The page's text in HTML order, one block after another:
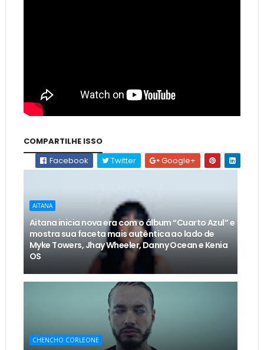
COMPARTILHE ISSO
Facebook
Twitter Google+
AITANA
Aitana inicia nova era com o álbum “Cuarto Azul” e
mostra sua faceta mais autêntica ao lado de
Myke Towers, Jhay Wheeler, Danny Ocean e Kenia
OS
CHENCHO CORLEONE